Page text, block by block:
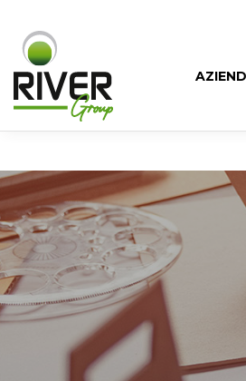
River Progettazione